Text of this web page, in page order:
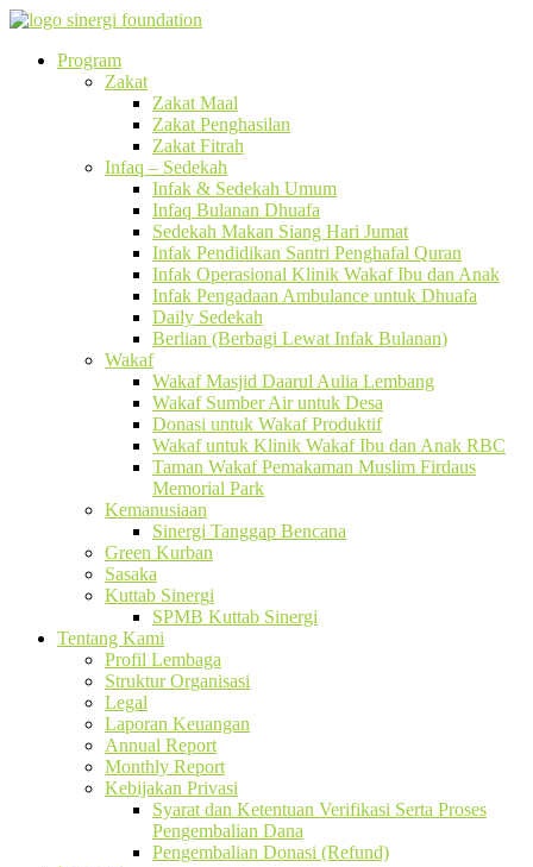
Program
Zakat
Zakat Maal
Zakat Penghasilan
Zakat Fitrah
Infaq – Sedekah
Infak & Sedekah Umum
Infaq Bulanan Dhuafa
Sedekah Makan Siang Hari Jumat
Infak Pendidikan Santri Penghafal Quran
Infak Operasional Klinik Wakaf Ibu dan Anak
Infak Pengadaan Ambulance untuk Dhuafa
Daily Sedekah
Berlian (Berbagi Lewat Infak Bulanan)
Wakaf
Wakaf Masjid Daarul Aulia Lembang
Wakaf Sumber Air untuk Desa
Donasi untuk Wakaf Produktif
Wakaf untuk Klinik Wakaf Ibu dan Anak RBC
Taman Wakaf Pemakaman Muslim Firdaus
Memorial Park
Kemanusiaan
Sinergi Tanggap Bencana
Green Kurban
Sasaka
Kuttab Sinergi
SPMB Kuttab Sinergi
Tentang Kami
Profil Lembaga
Struktur Organisasi
Legal
Laporan Keuangan
Annual Report
Monthly Report
Kebijakan Privasi
Syarat dan Ketentuan Verifikasi Serta Proses
Pengembalian Dana
Pengembalian Donasi (Refund)